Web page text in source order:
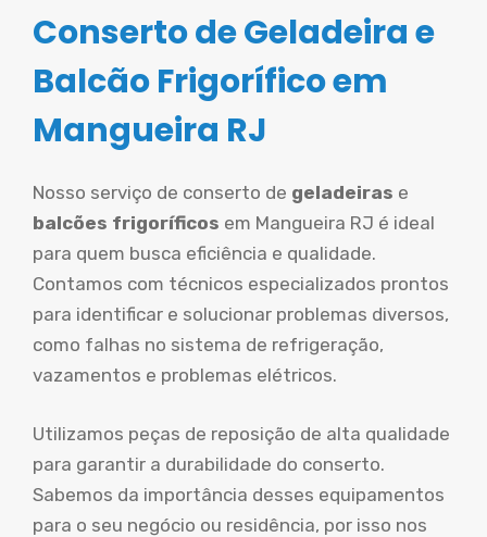
Conserto de Geladeira e
Balcão Frigorífico em
Mangueira RJ
Nosso serviço de conserto de geladeiras e
balcões frigoríficos em Mangueira RJ é ideal
para quem busca eficiência e qualidade.
Contamos com técnicos especializados prontos
para identificar e solucionar problemas diversos,
como falhas no sistema de refrigeração,
vazamentos e problemas elétricos.
Utilizamos peças de reposição de alta qualidade
para garantir a durabilidade do conserto.
Sabemos da importância desses equipamentos
para o seu negócio ou residência, por isso nos